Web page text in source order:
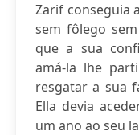
Zarif conseguia
sem fôlego
que a sua
amá-la lhe
resgatar a sua
Ella devia
um ano ao seu